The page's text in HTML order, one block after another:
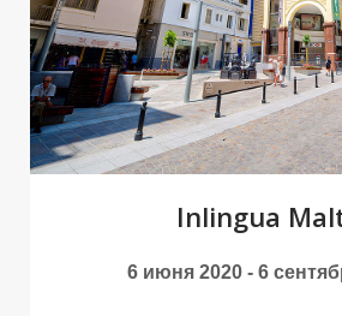
Inlingua
6 июня 2020 - 6